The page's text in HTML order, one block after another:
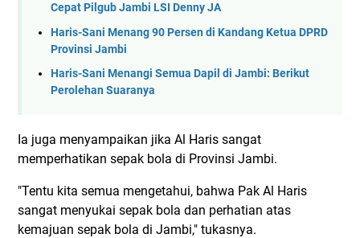
Cepat Pilgub Jambi LSI Denny JA
Haris-Sani Menang 90 Persen di Kandang Ketua DPRD
Provinsi Jambi
Haris-Sani Menangi Semua Dapil di Jambi: Berikut
Perolehan Suaranya
Ia juga menyampaikan jika Al Haris sangat
memperhatikan sepak bola di Provinsi Jambi.
"Tentu kita semua mengetahui, bahwa Pak Al Haris
sangat menyukai sepak bola dan perhatian atas
kemajuan sepak bola di Jambi," tukasnya.